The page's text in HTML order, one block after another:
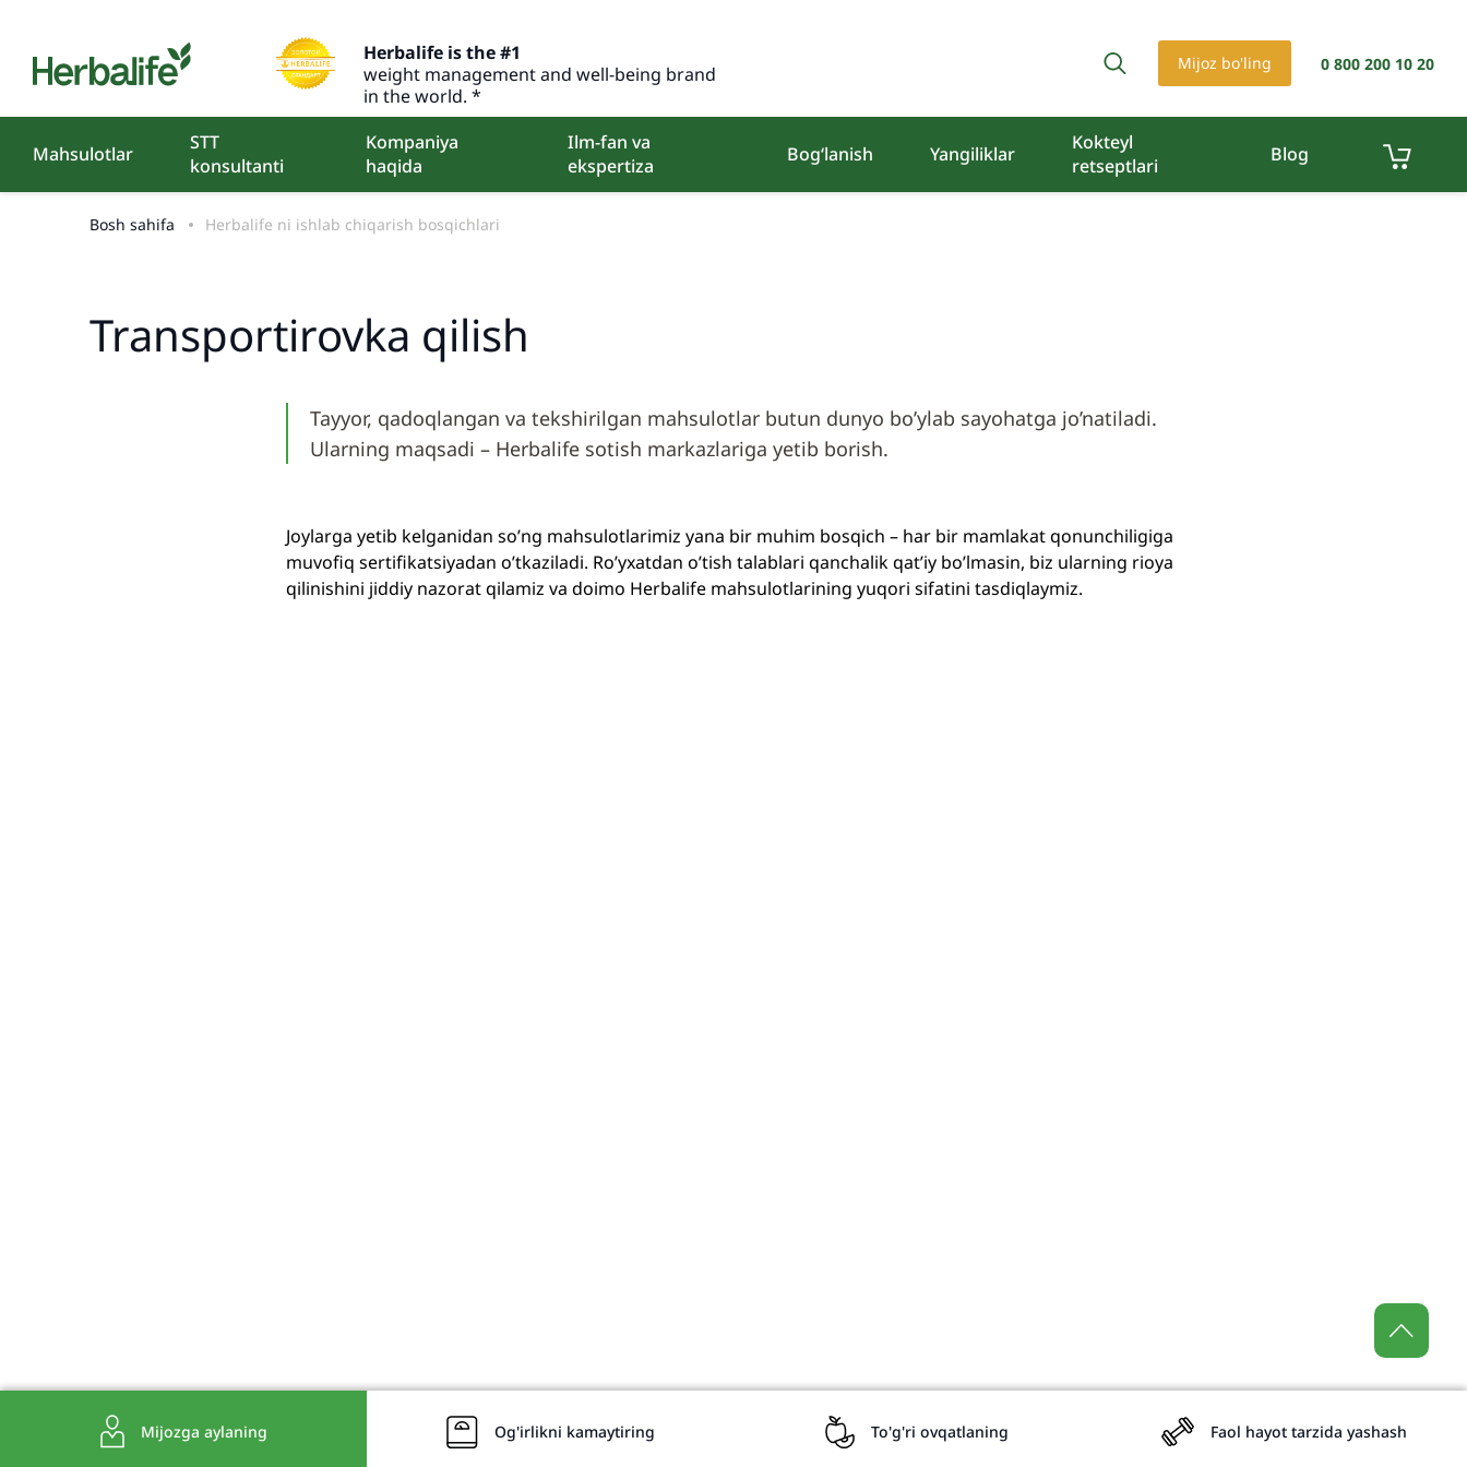
Herbalife is the #1
weight management and well-being brand
in the world. *
Mijoz bo'ling 0 800 200 10 20
Mahsulotlar
STT
konsultanti
Kompaniya
haqida
Ilm-fan va
ekspertiza
Bog‘lanish Yangiliklar
Kokteyl
retseptlari
Blog
Bosh sahifa Herbalife ni ishlab chiqarish bosqichlari
Transportirovka qilish
Tayyor, qadoqlangan va tekshirilgan mahsulotlar butun dunyo bo’ylab sayohatga jo’natiladi.
Ularning maqsadi – Herbalife sotish markazlariga yetib borish.
Joylarga yetib kelganidan so’ng mahsulotlarimiz yana bir muhim bosqich – har bir mamlakat qonunchiligiga
muvofiq sertifikatsiyadan o’tkaziladi. Ro’yxatdan o’tish talablari qanchalik qat’iy bo’lmasin, biz ularning rioya
qilinishini jiddiy nazorat qilamiz va doimo Herbalife mahsulotlarining yuqori sifatini tasdiqlaymiz.
Mijozga aylaning Og'irlikni kamaytiring To'g'ri ovqatlaning Faol hayot tarzida yashash
Uzbekistan Uzbek
Armenia Hayeren